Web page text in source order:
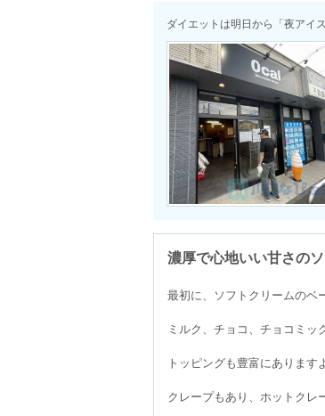
ダイエットは明日から「夜アイ
濃厚で心地いい甘さの
最初に、ソフトクリームのベ
ミルク、チョコ、チョコミッ
トッピングも豊富にあります
クレープもあり、ホットクレ